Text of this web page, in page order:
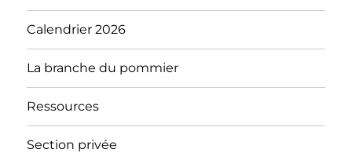
Calendrier 2026
La branche du pommier
Ressources
Section privée